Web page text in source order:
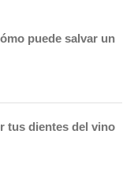
puede salvar un
tus dientes del vino